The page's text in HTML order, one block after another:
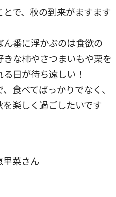
で、秋の到来がますます
番に浮かぶのは食欲の
な柿やさつまいもや栗を
日が待ち遠しい！
食べてばっかりでなく、
楽しく過ごしたいです